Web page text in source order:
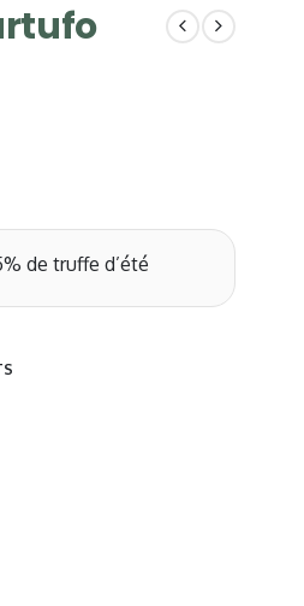
de truffe d’été